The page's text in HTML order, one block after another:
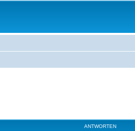
ANTWORTEN